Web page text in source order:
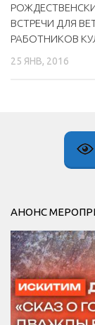
ДК «Россия»
ВСТРЕЧИ ДЛЯ
РАБОТНИКОВ
25 ЯНВ, 2016
АНОНС